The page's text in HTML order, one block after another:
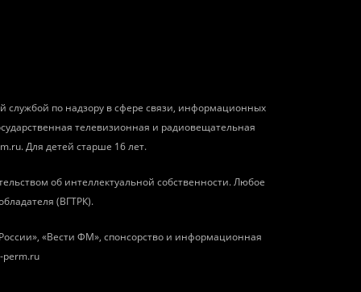
по надзору в сфере связи, информационных
телевизионная и радиовещательная
Для детей старше 16 лет.
об интеллектуальной собственности. Любое
(ВГТРК).
«Вести ФМ», спонсорство и информационная
perm.ru